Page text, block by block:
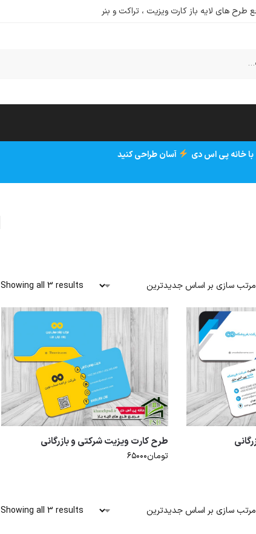
طرح های لایه باز کارت ویزیت ، تراکت و بنر
با خانه پی اس دی آسان طراحی کنید
Showing all 3 results
طرح کارت ویزیت شرکتی و بازرگانی
تومان۶۵۰۰۰
Showing all 3 results